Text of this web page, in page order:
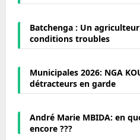
Batchenga : Un
conditions troubles
Municipales 2026: NGA
détracteurs en garde
André Marie MBIDA: en
encore ???